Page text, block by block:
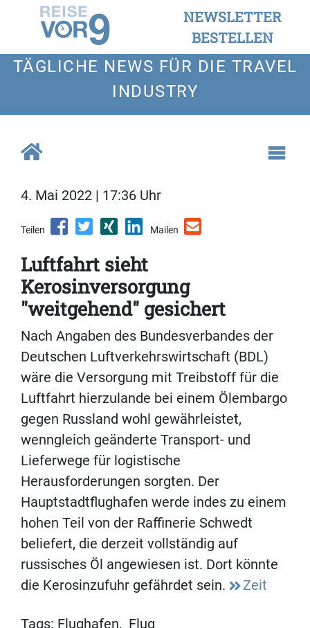
NEWSLETTER
BESTELLEN
TÄGLICHE NEWS FÜR DIE TRAVEL
INDUSTRY
4. Mai 2022 | 17:36 Uhr
Teilen Mailen
Luftfahrt sieht
Kerosinversorgung
"weitgehend" gesichert
Nach Angaben des Bundesverbandes der
Deutschen Luftverkehrswirtschaft (BDL)
wäre die Versorgung mit Treibstoff für die
Luftfahrt hierzulande bei einem Ölembargo
gegen Russland wohl gewährleistet,
wenngleich geänderte Transport- und
Lieferwege für logistische
Herausforderungen sorgten. Der
Hauptstadtflughafen werde indes zu einem
hohen Teil von der Raffinerie Schwedt
beliefert, die derzeit vollständig auf
russisches Öl angewiesen ist. Dort könnte
die Kerosinzufuhr gefährdet sein.
Zeit
Tags: Flughafen, Flug